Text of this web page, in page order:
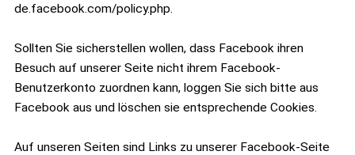
de.facebook.com/policy.php.
Sollten Sie sicherstellen wollen, dass Facebook ihren
Besuch auf unserer Seite nicht ihrem Facebook-
Benutzerkonto zuordnen kann, loggen Sie sich bitte aus
Facebook aus und löschen sie entsprechende Cookies.
Auf unseren Seiten sind Links zu unserer Facebook-Seite